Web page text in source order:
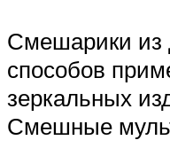
Смешарики из
способов
зеркальных
Смешные